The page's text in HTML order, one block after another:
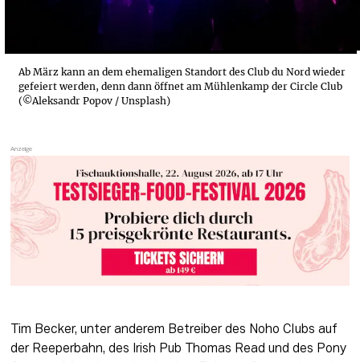
Ab März kann an dem ehemaligen Standort des Club du Nord wieder
gefeiert werden, denn dann öffnet am Mühlenkamp der Circle Club
(©Aleksandr Popov / Unsplash)
Tim Becker, unter anderem Betreiber des Noho Clubs auf
der Reeperbahn, des Irish Pub Thomas Read und des Pony